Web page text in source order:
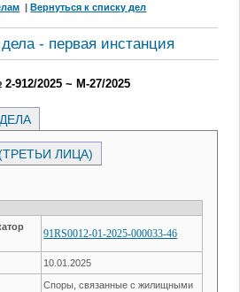
|Вернуться к списку дел
- первая инстанция
912/2025 ~ М-27/2025
ЛИЦА)
91RS0012-01-2025-000033-46
10.01.2025
Споры, связанные с жилищными